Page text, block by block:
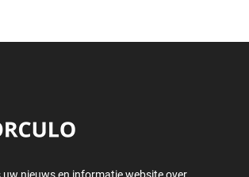
uw nieuws en informatie website over